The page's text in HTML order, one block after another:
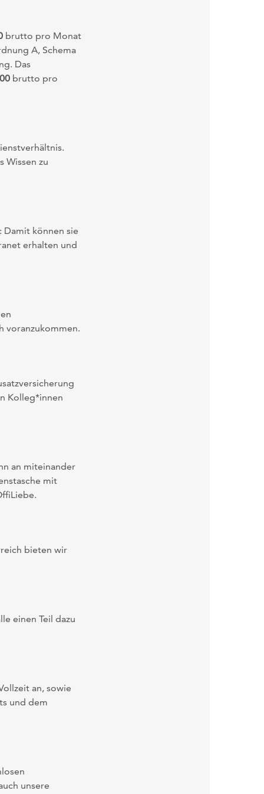
brutto pro Monat
A, Schema
Das
brutto pro
Wissen zu
können sie
erhalten und
voranzukommen.
Kolleg*innen
an miteinander
mit
bieten wir
einen Teil dazu
an, sowie
und dem
unsere